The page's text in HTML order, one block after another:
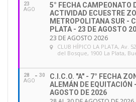
23
AGO
5° FECHA CAMPEONATO
ACTIVIDAD ECUESTRE
METROPOLITANA SUR -
PLATA - 23 DE AGOSTO
23 DE AGOSTO 2026
CLUB HÍPICO LA PLATA, Av.
del Bosque, 1900 La Plata,
28
AGO
30
C.I.C.O. "A" - 7° FECHA
ALEMÁN DE EQUITACIÓN
AGOSTO DE 2026